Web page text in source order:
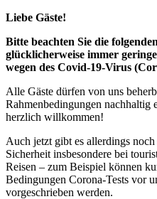
Liebe Gäste!
Bitte beachten Sie die
glücklicherweise immer
wegen des Covid-19-Virus
Alle Gäste dürfen von uns
Rahmenbedingungen nachhaltig
herzlich willkommen!
Auch jetzt gibt es allerdings
Sicherheit insbesondere bei
Reisen – zum Beispiel können
Bedingungen Corona-Tests vor
vorgeschrieben werden.